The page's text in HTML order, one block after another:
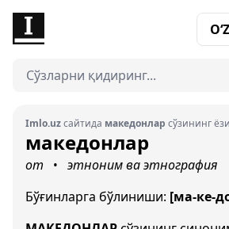
O‘Z
Imlo.uzсайтида македонлар сўзининг
македонлар
от •
этноним ва этнография
Бўғинларга бўлиниши: [ма-ке-